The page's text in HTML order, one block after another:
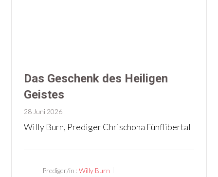
Das Geschenk des Heiligen
Geistes
28 Juni 2026
Willy Burn, Prediger Chrischona Fünflibertal
Prediger/in :Willy Burn